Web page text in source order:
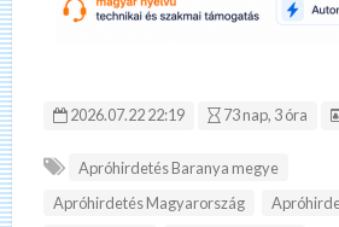
2026.07.22 22:19 73 nap, 3 óra
Apróhirdetés Baranya megye
Apróhirdetés Magyarország